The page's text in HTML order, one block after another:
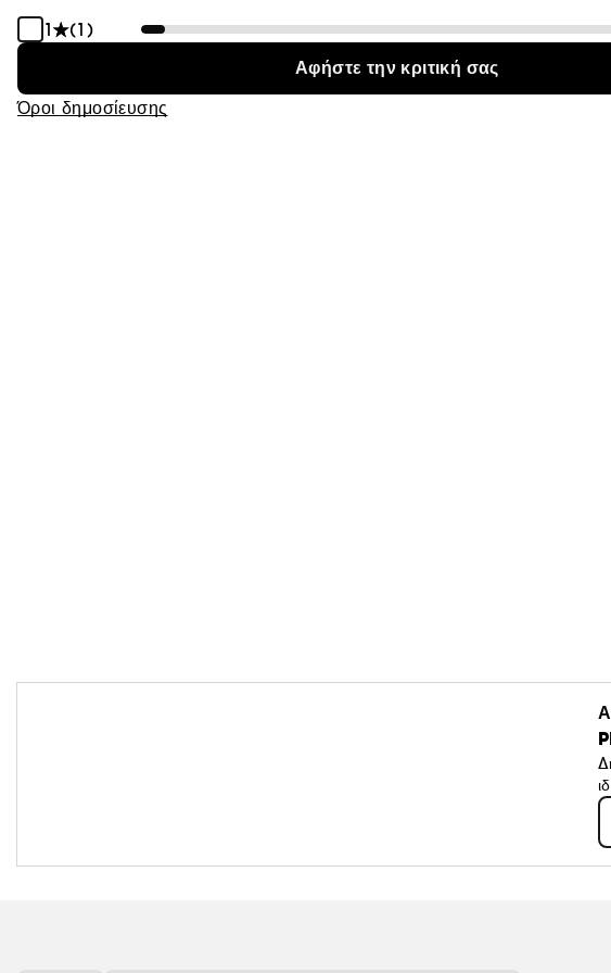
1
(1)
Αφήστε την κριτική σας
Όροι δημοσίευσης